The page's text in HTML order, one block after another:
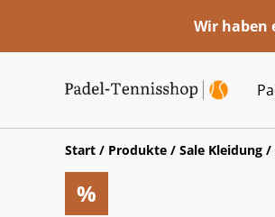
Wir haben
Start / Produkte / Sale Kleidung /
%